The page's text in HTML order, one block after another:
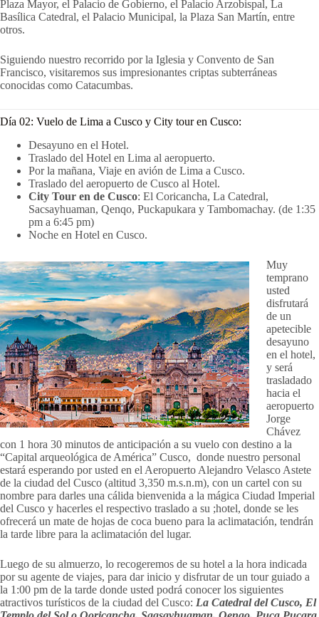
Plaza Mayor, el Palacio de Gobierno, el Palacio Arzobispal, La
Basílica Catedral, el Palacio Municipal, la Plaza San Martín, entre
otros.
Siguiendo nuestro recorrido por la Iglesia y Convento de San
Francisco, visitaremos sus impresionantes criptas subterráneas
conocidas como Catacumbas.
Día 02: Vuelo de Lima a Cusco y City tour en Cusco:
Desayuno en el Hotel.
Traslado del Hotel en Lima al aeropuerto.
Por la mañana, Viaje en avión de Lima a Cusco.
Traslado del aeropuerto de Cusco al Hotel.
City Tour en de Cusco: El Coricancha, La Catedral,
Sacsayhuaman, Qenqo, Puckapukara y Tambomachay. (de 1:35
pm a 6:45 pm)
Noche en Hotel en Cusco.
Muy
temprano
usted
disfrutará
de un
apetecible
desayuno
en el hotel,
y será
trasladado
hacia el
aeropuerto
Jorge
Chávez
con 1 hora 30 minutos de anticipación a su vuelo con destino a la
“Capital arqueológica de América” Cusco, donde nuestro personal
estará esperando por usted en el Aeropuerto Alejandro Velasco Astete
de la ciudad del Cusco (altitud 3,350 m.s.n.m), con un cartel con su
nombre para darles una cálida bienvenida a la mágica Ciudad Imperial
del Cusco y hacerles el respectivo traslado a su ;hotel, donde se les
ofrecerá un mate de hojas de coca bueno para la aclimatación, tendrán
la tarde libre para la aclimatación del lugar.
Luego de su almuerzo, lo recogeremos de su hotel a la hora indicada
por su agente de viajes, para dar inicio y disfrutar de un tour guiado a
la 1:00 pm de la tarde donde usted podrá conocer los siguientes
atractivos turísticos de la ciudad del Cusco: La Catedral del Cusco, El